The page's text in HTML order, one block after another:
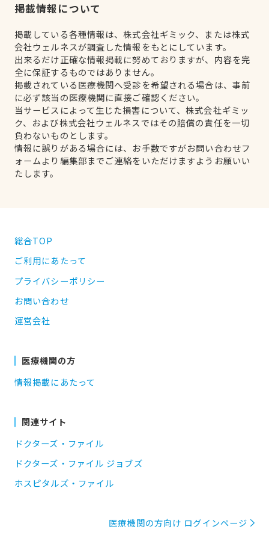
掲載情報について
掲載している各種情報は、株式会社ギミック、または株式
会社ウェルネスが調査した情報をもとにしています。
出来るだけ正確な情報掲載に努めておりますが、内容を完
全に保証するものではありません。
掲載されている医療機関へ受診を希望される場合は、事前
に必ず該当の医療機関に直接ご確認ください。
当サービスによって生じた損害について、株式会社ギミッ
ク、および株式会社ウェルネスではその賠償の責任を一切
負わないものとします。
情報に誤りがある場合には、お手数ですがお問い合わせフ
ォームより編集部までご連絡をいただけますようお願いい
たします。
総合TOP
ご利用にあたって
プライバシーポリシー
お問い合わせ
運営会社
医療機関の方
情報掲載にあたって
関連サイト
ドクターズ・ファイル
ドクターズ・ファイル ジョブズ
ホスピタルズ・ファイル
医療機関の方向け ログインページ